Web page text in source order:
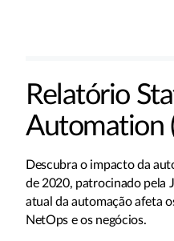
Relatório
Automation
Descubra o impacto da
de 2020, patrocinado pela
atual da automação afeta
NetOps e os negócios.